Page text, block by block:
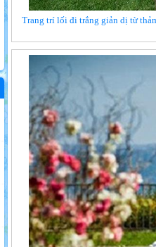
Trang trí lối đi trắng giản dị từ